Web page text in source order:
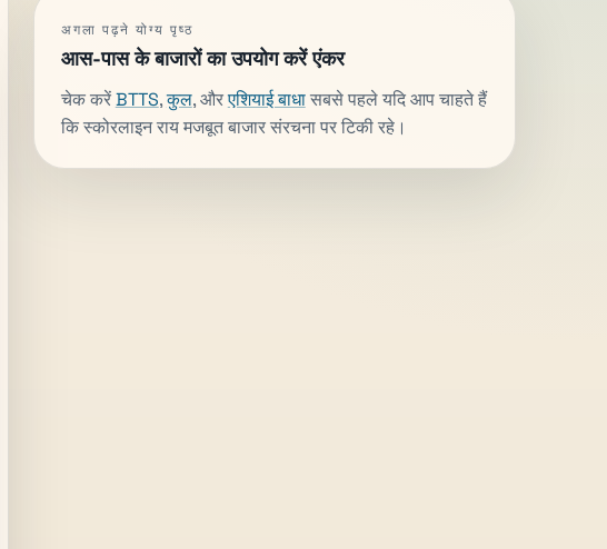
अगला पढ़ने योग्य पृष्ठ
आस-पास के बाजारों का उपयोग करें एंकर
चेक करेंBTTS,कुल, औरएशियाई बाधासबसे पहले यदि आप चाहते हैं
कि स्कोरलाइन राय मजबूत बाजार संरचना पर टिकी रहे।